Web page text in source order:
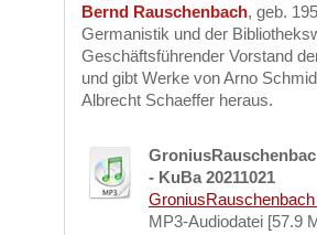
Bernd Rauschenbach, geb.
Germanistik und der
Geschäftsführender Vorstand
und gibt Werke von Arno
Albrecht Schaeffer heraus.
- KuBa 20211021
MP3-Audiodatei [57.9